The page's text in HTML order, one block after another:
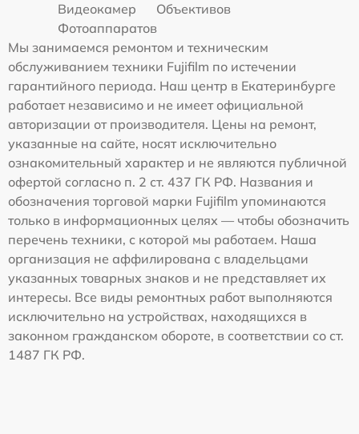
Видеокамер
Объективов
Фотоаппаратов
Мы занимаемся ремонтом и техническим
обслуживанием техники Fujifilm по истечении
гарантийного периода. Наш центр в Екатеринбурге
работает независимо и не имеет официальной
авторизации от производителя. Цены на ремонт,
указанные на сайте, носят исключительно
ознакомительный характер и не являются публичной
офертой согласно п. 2 ст. 437 ГК РФ. Названия и
обозначения торговой марки Fujifilm упоминаются
только в информационных целях — чтобы обозначить
перечень техники, с которой мы работаем. Наша
организация не аффилирована с владельцами
указанных товарных знаков и не представляет их
интересы. Все виды ремонтных работ выполняются
исключительно на устройствах, находящихся в
законном гражданском обороте, в соответствии со ст.
1487 ГК РФ.